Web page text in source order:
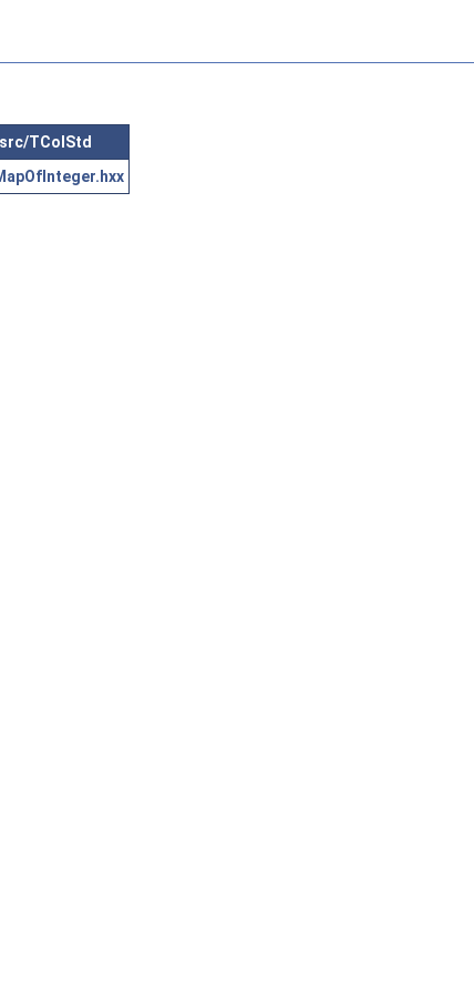
TColStd